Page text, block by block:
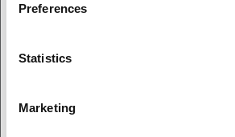
Preferences
Statistics
Marketing